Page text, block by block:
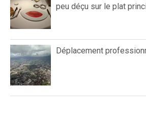
peu déçu sur le plat
Déplacement